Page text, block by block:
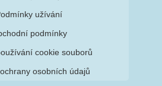
užívání
podmínky
cookie souborů
osobních údajů